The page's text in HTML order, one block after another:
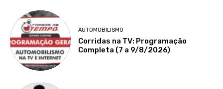
AUTOMOBILISMO
Corridas na TV: Programação
Completa (7 a 9/8/2026)